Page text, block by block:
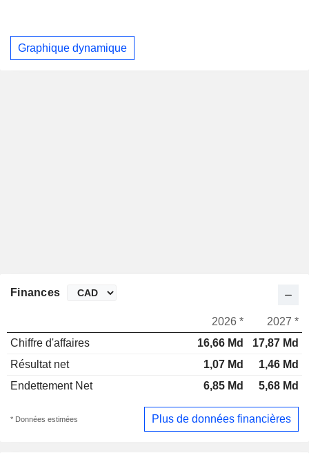
Graphique dynamique
Finances
2026 *
2027 *
Chiffre d'affaires
16,66 Md
17,87 Md
Résultat net
1,07 Md
1,46 Md
Endettement Net
6,85 Md 5,68 Md
* Données estimées Plus de données financières